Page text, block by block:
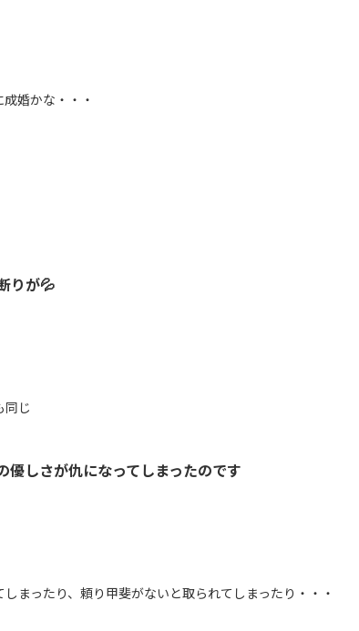
婚かな・・・
りが💦
同じ
優しさが仇になってしまったのです
まったり、頼り甲斐がないと取られてしまったり・・・